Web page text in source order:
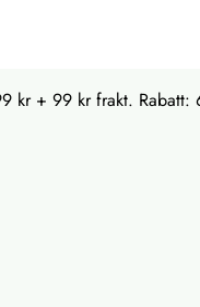
kr + 99 kr frakt. Rabatt: